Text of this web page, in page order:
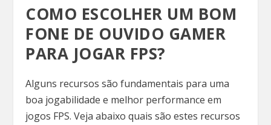
COMO ESCOLHER UM BOM
FONE DE OUVIDO GAMER
PARA JOGAR FPS?
Alguns recursos são fundamentais para uma
boa jogabilidade e melhor performance em
jogos FPS. Veja abaixo quais são estes recursos